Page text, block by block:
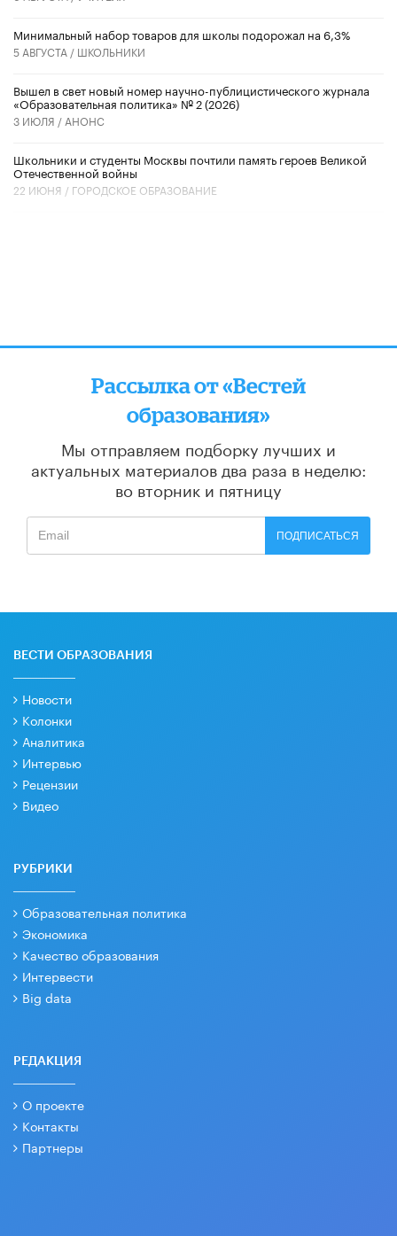
Минимальный набор товаров для школы подорожал на 6,3%
5 АВГУСТА / ШКОЛЬНИКИ
Вышел в свет новый номер научно-публицистического журнала
«Образовательная политика» № 2 (2026)
3 ИЮЛЯ / АНОНС
Школьники и студенты Москвы почтили память героев Великой
Отечественной войны
22 ИЮНЯ / ГОРОДСКОЕ ОБРАЗОВАНИЕ
Рассылка от «Вестей
образования»
Мы отправляем подборку лучших и
актуальных материалов два раза в неделю:
во вторник и пятницу
ПОДПИСАТЬСЯ
ВЕСТИ ОБРАЗОВАНИЯ
Новости
Колонки
Аналитика
Интервью
Рецензии
Видео
РУБРИКИ
Образовательная политика
Экономика
Качество образования
Интервести
Big data
РЕДАКЦИЯ
О проекте
Контакты
Партнеры